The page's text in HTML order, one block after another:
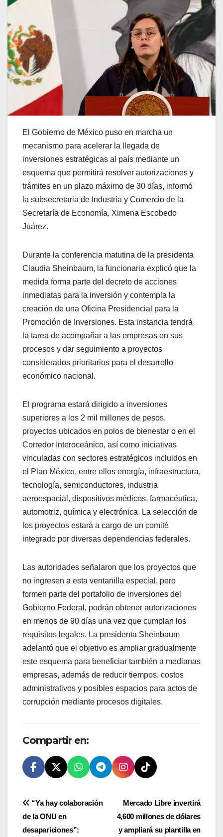
El Gobierno de México puso en marcha un
mecanismo para acelerar la llegada de
inversiones estratégicas al país mediante un
esquema que permitirá resolver autorizaciones y
trámites en un plazo máximo de 30 días, informó
la subsecretaria de Industria y Comercio de la
Secretaría de Economía, Ximena Escobedo
Juárez.
Durante la conferencia matutina de la presidenta
Claudia Sheinbaum, la funcionaria explicó que la
medida forma parte del decreto de acciones
inmediatas para la inversión y contempla la
creación de una Oficina Presidencial para la
Promoción de Inversiones. Esta instancia tendrá
la tarea de acompañar a las empresas en sus
procesos y dar seguimiento a proyectos
considerados prioritarios para el desarrollo
económico nacional.
El programa estará dirigido a inversiones
superiores a los 2 mil millones de pesos,
proyectos ubicados en polos de bienestar o en el
Corredor Interoceánico, así como iniciativas
vinculadas con sectores estratégicos incluidos en
el Plan México, entre ellos energía, infraestructura,
tecnología, semiconductores, industria
aeroespacial, dispositivos médicos, farmacéutica,
automotriz, química y electrónica. La selección de
los proyectos estará a cargo de un comité
integrado por diversas dependencias federales.
Las autoridades señalaron que los proyectos que
no ingresen a esta ventanilla especial, pero
formen parte del portafolio de inversiones del
Gobierno Federal, podrán obtener autorizaciones
en menos de 90 días una vez que cumplan los
requisitos legales. La presidenta Sheinbaum
adelantó que el objetivo es ampliar gradualmente
este esquema para beneficiar también a medianas
empresas, además de reducir tiempos, costos
administrativos y posibles espacios para actos de
corrupción mediante procesos digitales.
Compartir en:
Navegación
de
Mercado Libre invertirá
4,600 millones de dólares
y ampliará su plantilla en
“Ya hay colaboración
de la ONU en
desapariciones”: